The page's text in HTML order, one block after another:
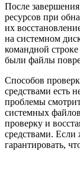
После
ресурсов при
их
на системном
командной строке
были файлы
Способов
средствами есть
проблемы
системных
проверку и
средствами. Если
гарантировать,